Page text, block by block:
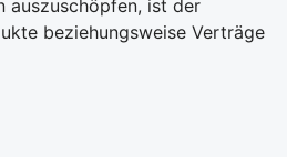
auszuschöpfen, ist der
beziehungsweise Verträge